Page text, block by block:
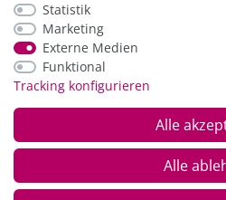
*Alle Preise inkl. der gesetzl. MwSt. zzgl.
und Versandkosten
Statistik
Marketing
Externe Medien
Funktional
Tracking konfigurieren
Alle
Alle
© Copyright 2026 Alle Rechte